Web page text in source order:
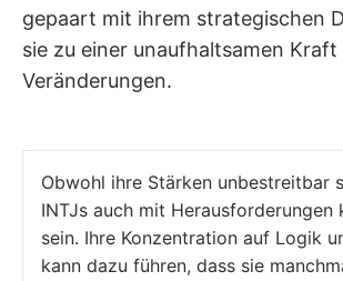
gepaart mit ihrem strategischen
sie zu einer unaufhaltsamen
Veränderungen.
Obwohl ihre Stärken unbestreitbar
INTJs auch mit
sein. Ihre Konzentration auf Logik
kann dazu führen, dass sie